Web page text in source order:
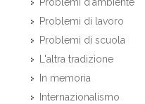
Problemi di lavoro
Problemi di scuola
L'altra tradizione
In memoria
Internazionalismo